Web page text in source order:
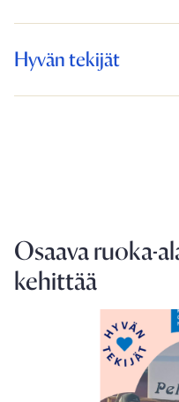
Hyvän tekijät
Osaava ruoka-
kehittää